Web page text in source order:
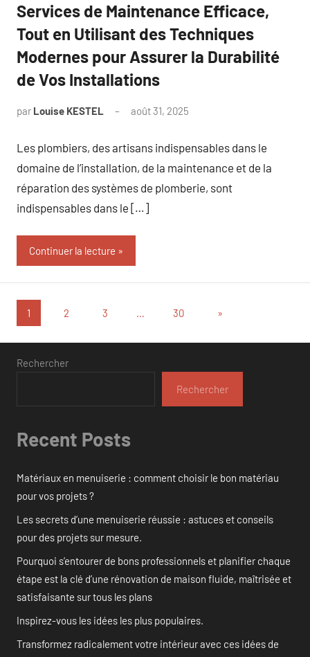
Services de Maintenance Efficace,
Tout en Utilisant des Techniques
Modernes pour Assurer la Durabilité
de Vos Installations
par Louise KESTEL août 31, 2025
Les plombiers, des artisans indispensables dans le
domaine de l’installation, de la maintenance et de la
réparation des systèmes de plomberie, sont
indispensables dans le […]
Continuer la lecture
Pagination
des
publications
1 2 3 … 30
Articles
»
Rechercher
Rechercher
Recent Posts
Matériaux en menuiserie : comment choisir le bon matériau
pour vos projets ?
Les secrets d’une menuiserie réussie : astuces et conseils
pour des projets sur mesure.
Pourquoi s’entourer de bons professionnels et planifier chaque
étape est la clé d’une rénovation de maison fluide, maîtrisée et
satisfaisante sur tous les plans
Inspirez-vous les idées les plus populaires.
Transformez radicalement votre intérieur avec ces idées de